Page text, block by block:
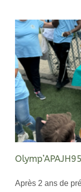
Après 2 ans de